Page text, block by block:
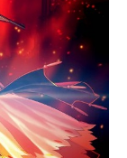
原作：岸本斉
ャンプ」連
リーズ構成：
ザイン：西
高田茂祝音
ト 増田俊郎
studioぴえろ
開開始年＆季